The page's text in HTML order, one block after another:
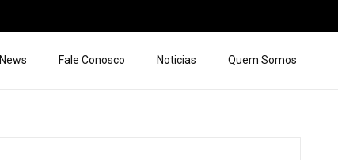
Fale Conosco Noticias Quem Somos